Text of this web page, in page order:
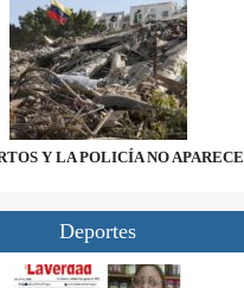
Y LA POLICÍA NO APARECE
Deportes